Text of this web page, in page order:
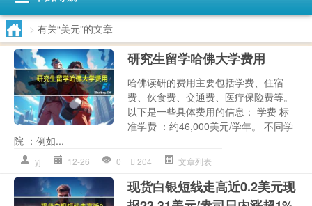
> 有关“美元”的文章
研究生留学哈佛大学费用
哈佛读研的费用主要包括学费、住宿
费、伙食费、交通费、医疗保险费等。
以下是一些具体费用的信息： 学费 标
准学费 ：约46,000美元/学年。 不同学
院 ：例如...
yj 12-26 0 204 文章列表
现货白银短线走高近0.2美元现